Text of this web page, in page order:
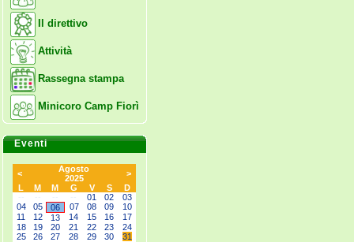
Il direttivo
Attività
Rassegna stampa
Minicoro Camp Fiorì
Eventi
<
Agosto
2025
>
L
M M G V S
D
01 02
03
04
05 06 07 08 09
10
11
12 13 14 15 16
17
18
19 20 21 22 23
24
25
26 27 28 29 30
31